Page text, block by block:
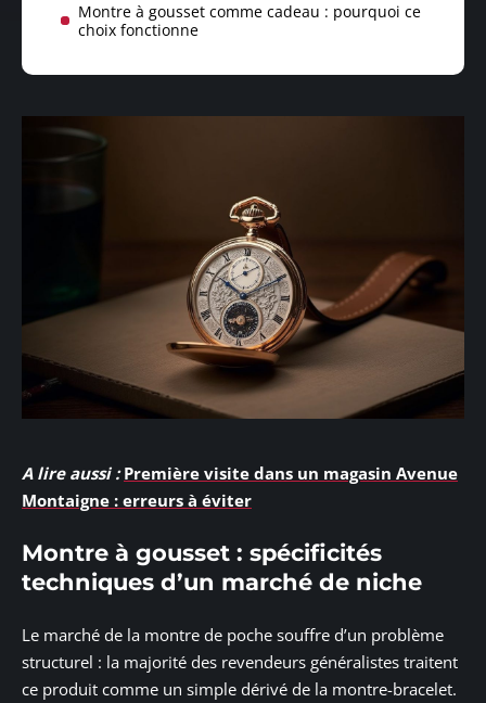
Montre à gousset comme cadeau : pourquoi ce
choix fonctionne
A lire aussi : Première visite dans un magasin Avenue
Montaigne : erreurs à éviter
Montre à gousset : spécificités
techniques d’un marché de niche
Le marché de la montre de poche souffre d’un problème
structurel : la majorité des revendeurs généralistes traitent
ce produit comme un simple dérivé de la montre-bracelet.